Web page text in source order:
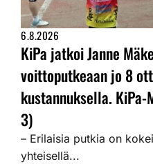
6.8.2026
KiPa jatkoi Janne
voittoputkeaan jo 8
kustannuksella.
3)
– Erilaisia putkia on
yhteisellä...